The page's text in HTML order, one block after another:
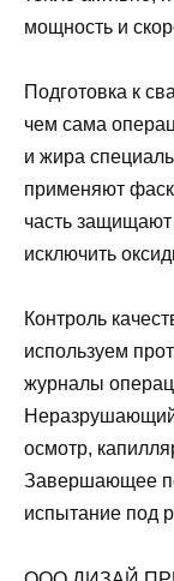
мощность и
Подготовка к
чем сама
и жира
применяют
часть
исключить
Контроль
используем
журналы
Неразрушающий
осмотр,
Завершающее
испытание под